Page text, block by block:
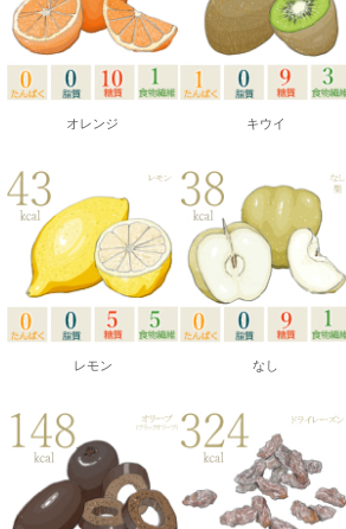
オレンジ
レモン
キウイ
なし